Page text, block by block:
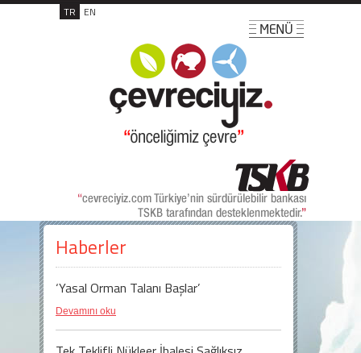
TR EN
Haberler
‘Yasal Orman Talanı Başlar’
Devamını oku